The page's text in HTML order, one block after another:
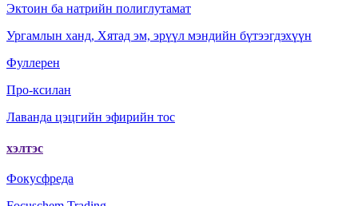
Эктоин ба натрийн полиглутамат
Ургамлын ханд, Хятад эм, эрүүл мэндийн бүтээгдэхүүн
Фуллерен
Про-ксилан
Лаванда цэцгийн эфирийн тос
хэлтэс
Фокусфреда